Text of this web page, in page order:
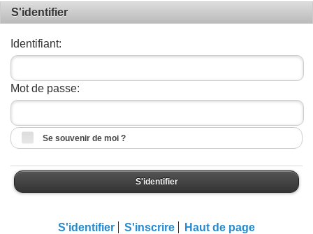
S'identifier
Identifiant:
Mot de passe:
Se souvenir de moi ?
S'identifier
S'identifier S'inscrire Haut de page